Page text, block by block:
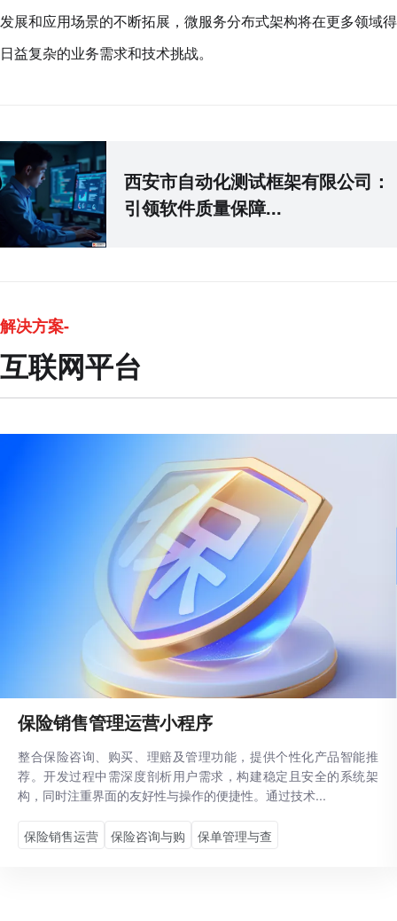
发展和应用场景的不断拓展，微服务分布式架构将在更多领域
日益复杂的业务需求和技术挑战。
西安市自动化测试框架有限公司：
引领软件质量保障...
解决方案-
互联网平台
保险销售管理运营小程序
整合保险咨询、购买、理赔及管理功能，提供个性化产品智能推
荐。开发过程中需深度剖析用户需求，构建稳定且安全的系统架
构，同时注重界面的友好性与操作的便捷性。通过技术...
保险销售运营 保险咨询与购 保单管理与查